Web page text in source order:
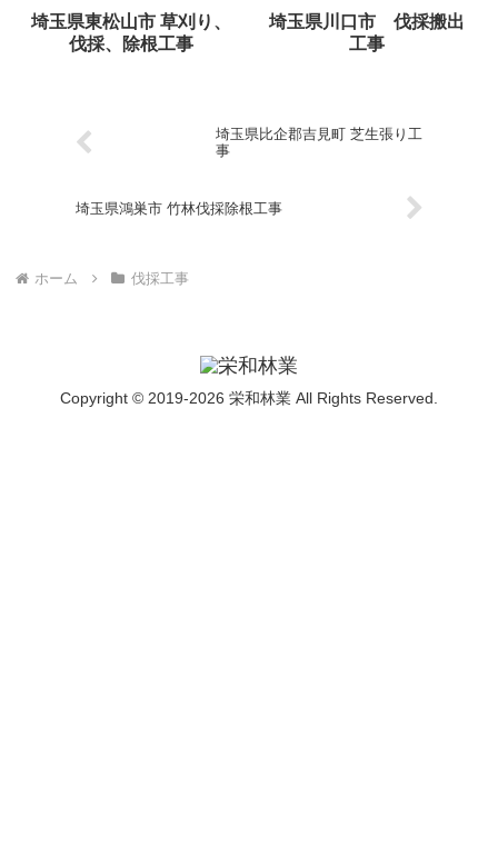
埼玉県東松山市 草刈り、
伐採、除根工事
埼玉県川口市 伐採搬出
工事
埼玉県比企郡吉見町 芝生張り工
事
埼玉県鴻巣市 竹林伐採除根工事
ホーム 伐採工事
Copyright © 2019-2026 栄和林業 All Rights Reserved.